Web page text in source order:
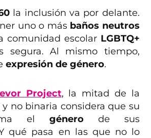
la inclusión va por delante.
uno o más baños neutros
comunidad escolar LGBTQ+
segura. Al mismo tiempo,
expresión de género.
Project, la mitad de la
no binaria considera que su
el génerode sus
qué pasa en las que no lo